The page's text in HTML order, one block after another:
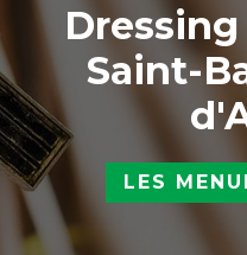
Dressing sur mesure
Saint-
LES